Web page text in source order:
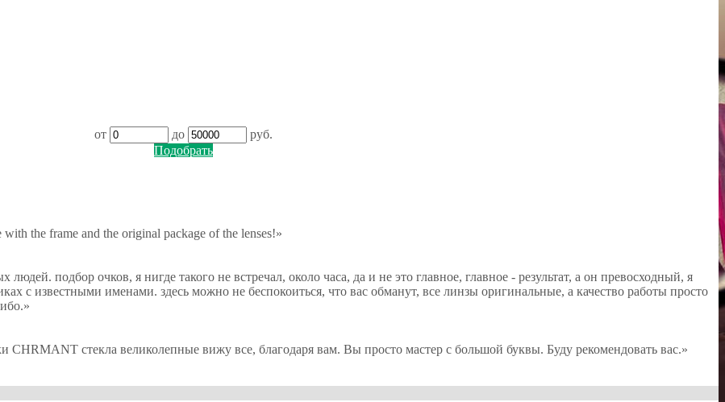
от до
руб.
Подобрать
the frame and the original package of the lenses!»
подбор очков, я нигде такого не встречал, около часа, да и не это главное, главное - результат, а он превосходный, я
с известными именами. здесь можно не беспокоиться, что вас обманут, все линзы оригинальные, а качество работы просто
»
стекла великолепные вижу все, благодаря вам. Вы просто мастер с большой буквы. Буду рекомендовать вас.»